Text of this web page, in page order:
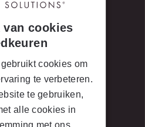
meer Beauty Tips!
FRENCH
van cookies
cookies om
te verbeteren.
te gebruiken,
alle cookies in
met ons